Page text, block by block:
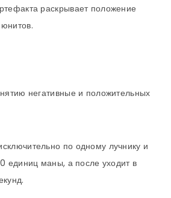
раскрывает положение
негативные и положительных
по одному лучнику и
единиц маны, а после уходит в